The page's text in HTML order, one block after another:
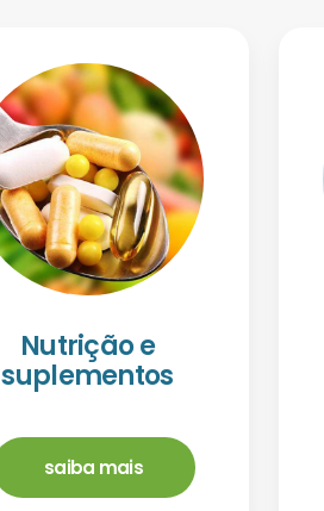
Nutrição e
suplementos
saiba mais